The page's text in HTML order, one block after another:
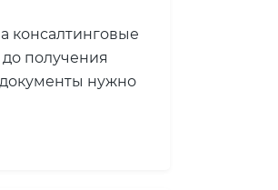
консалтинговые
получения
нужно